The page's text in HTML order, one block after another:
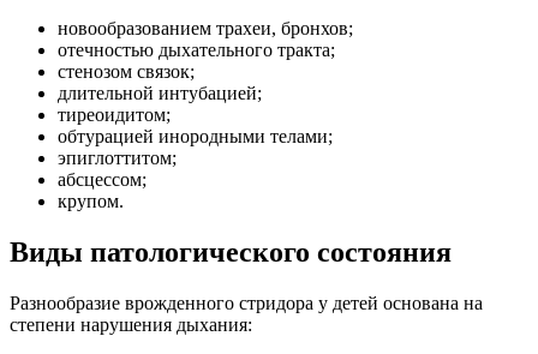
новообразованием трахеи, бронхов;
отечностью дыхательного тракта;
стенозом связок;
длительной интубацией;
тиреоидитом;
обтурацией инородными телами;
эпиглоттитом;
абсцессом;
крупом.
Виды патологического состояния
Разнообразие врожденного стридора у детей основана на
степени нарушения дыхания: